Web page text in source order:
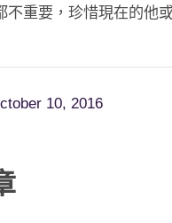
不重要，珍惜現在的他
10, 2016